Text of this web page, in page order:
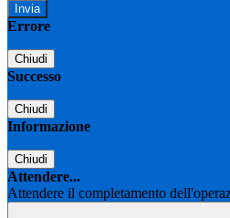
Errore
Chiudi
Successo
Chiudi
Informazione
Chiudi
Attendere...
Attendere il completamento